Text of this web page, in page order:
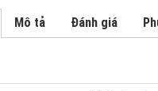
Mô tả Đánh giá